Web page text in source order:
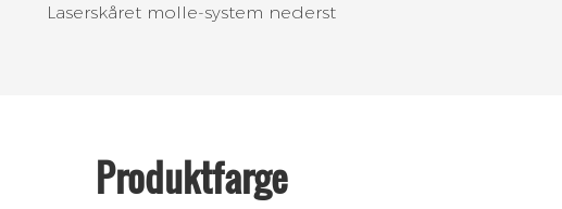
Laserskåret molle-system nederst
Produktfarge